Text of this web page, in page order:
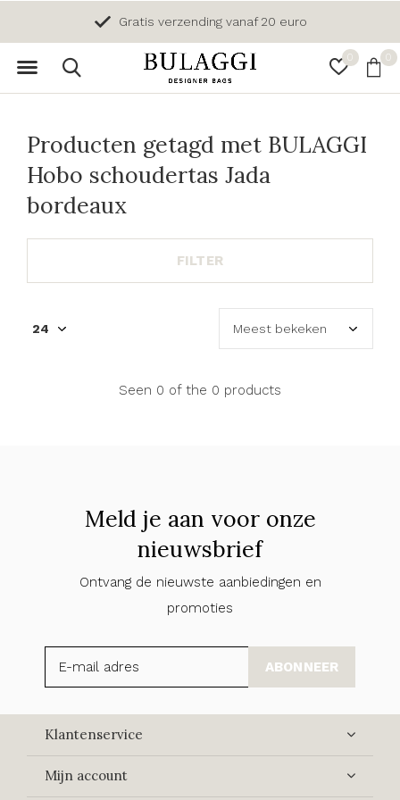
0 0
Gratis verzending vanaf 20 euro
Producten getagd met BULAGGI
Hobo schoudertas Jada
bordeaux
FILTER
Seen 0 of the 0 products
Meld je aan voor onze
nieuwsbrief
Ontvang de nieuwste aanbiedingen en
promoties
ABONNEER
Klantenservice
Mijn account